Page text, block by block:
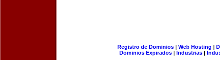
Registro de Dominios| Web Hosting |
Dominios Expirados | Industrias |